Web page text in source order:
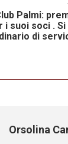
Palmi:
suoi soci . Si
di
Orsolina